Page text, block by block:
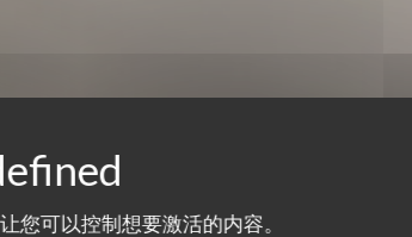
您可以控制想要激活的内容。